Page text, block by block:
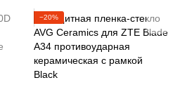
−20%